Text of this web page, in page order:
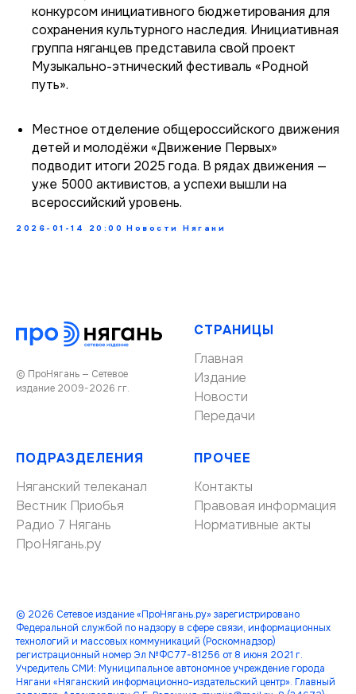
конкурсом инициативного бюджетирования для
сохранения культурного наследия. Инициативная
группа няганцев представила свой проект
Музыкально-этнический фестиваль «Родной
путь».
Местное отделение общероссийского движения
детей и молодёжи «Движение Первых»
подводит итоги 2025 года. В рядах движения —
уже 5000 активистов, а успехи вышли на
всероссийский уровень.
2026-01-14 20:00 Новости Нягани
© ПроНягань — Сетевое
издание 2009-2026 гг.
СТРАНИЦЫ
Главная
Издание
Новости
Передачи
ПОДРАЗДЕЛЕНИЯ
Няганский телеканал
Вестник Приобья
Радио 7 Нягань
ПроНягань.ру
ПРОЧЕЕ
Контакты
Правовая информация
Нормативные акты
© 2026 Сетевое издание «ПроНягань.ру» зарегистрировано
Федеральной службой по надзору в сфере связи, информационных
технологий и массовых коммуникаций (Роскомнадзор)
регистрационный номер Эл №ФС77-81256 от 8 июня 2021 г.
Учредитель СМИ: Муниципальное автономное учреждение города
Нягани «Няганский информационно-издательский центр». Главный